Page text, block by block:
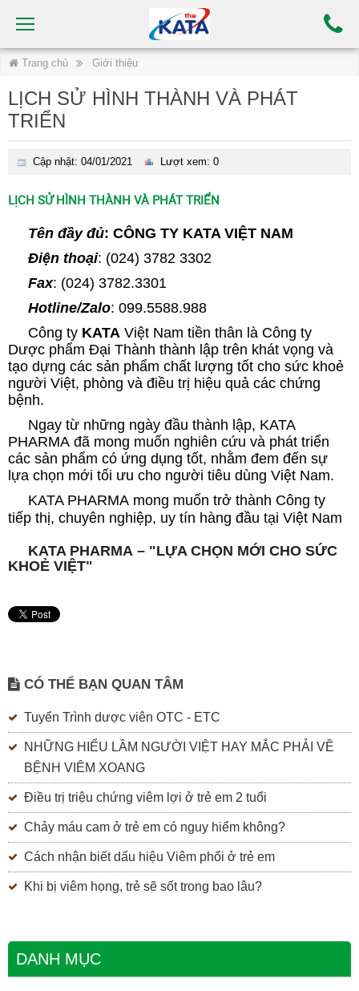
Trang chủ Giới thiệu
LỊCH SỬ HÌNH THÀNH VÀ PHÁT
TRIỂN
Cập nhật: 04/01/2021 Lượt xem: 0
LỊCH SỬ HÌNH THÀNH VÀ PHÁT TRIỂN
Tên đầy đủ: CÔNG TY KATA VIỆT NAM
Điện thoại: (024) 3782 3302
Fax: (024) 3782.3301
Hotline/Zalo: 099.5588.988
Công ty KATA Việt Nam tiền thân là Công ty
Dược phẩm Đại Thành thành lập trên khát vọng và
tạo dựng các sản phẩm chất lượng tốt cho sức khoẻ
người Việt, phòng và điều trị hiệu quả các chứng
bệnh.
Ngay từ những ngày đầu thành lập, KATA
PHARMA đã mong muốn nghiên cứu và phát triển
các sản phẩm có ứng dụng tốt, nhằm đem đến sự
lựa chọn mới tối ưu cho người tiêu dùng Việt Nam.
KATA PHARMA mong muốn trở thành Công ty
tiếp thị, chuyên nghiệp, uy tín hàng đầu tại Việt Nam
KATA PHARMA – "LỰA CHỌN MỚI CHO SỨC
KHOẺ VIỆT"
CÓ THỂ BẠN QUAN TÂM
Tuyển Trình dược viên OTC - ETC
NHỮNG HIỂU LẦM NGƯỜI VIỆT HAY MẮC PHẢI VỀ
BỆNH VIÊM XOANG
Điều trị triệu chứng viêm lợi ở trẻ em 2 tuổi
Chảy máu cam ở trẻ em có nguy hiểm không?
Cách nhận biết dấu hiệu Viêm phổi ở trẻ em
Khi bị viêm họng, trẻ sẽ sốt trong bao lâu?
DANH MỤC